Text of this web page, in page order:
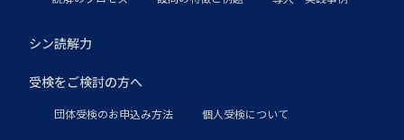
シン読解力
受検をご検討の方へ
団体受検のお申込み方法 個人受検について